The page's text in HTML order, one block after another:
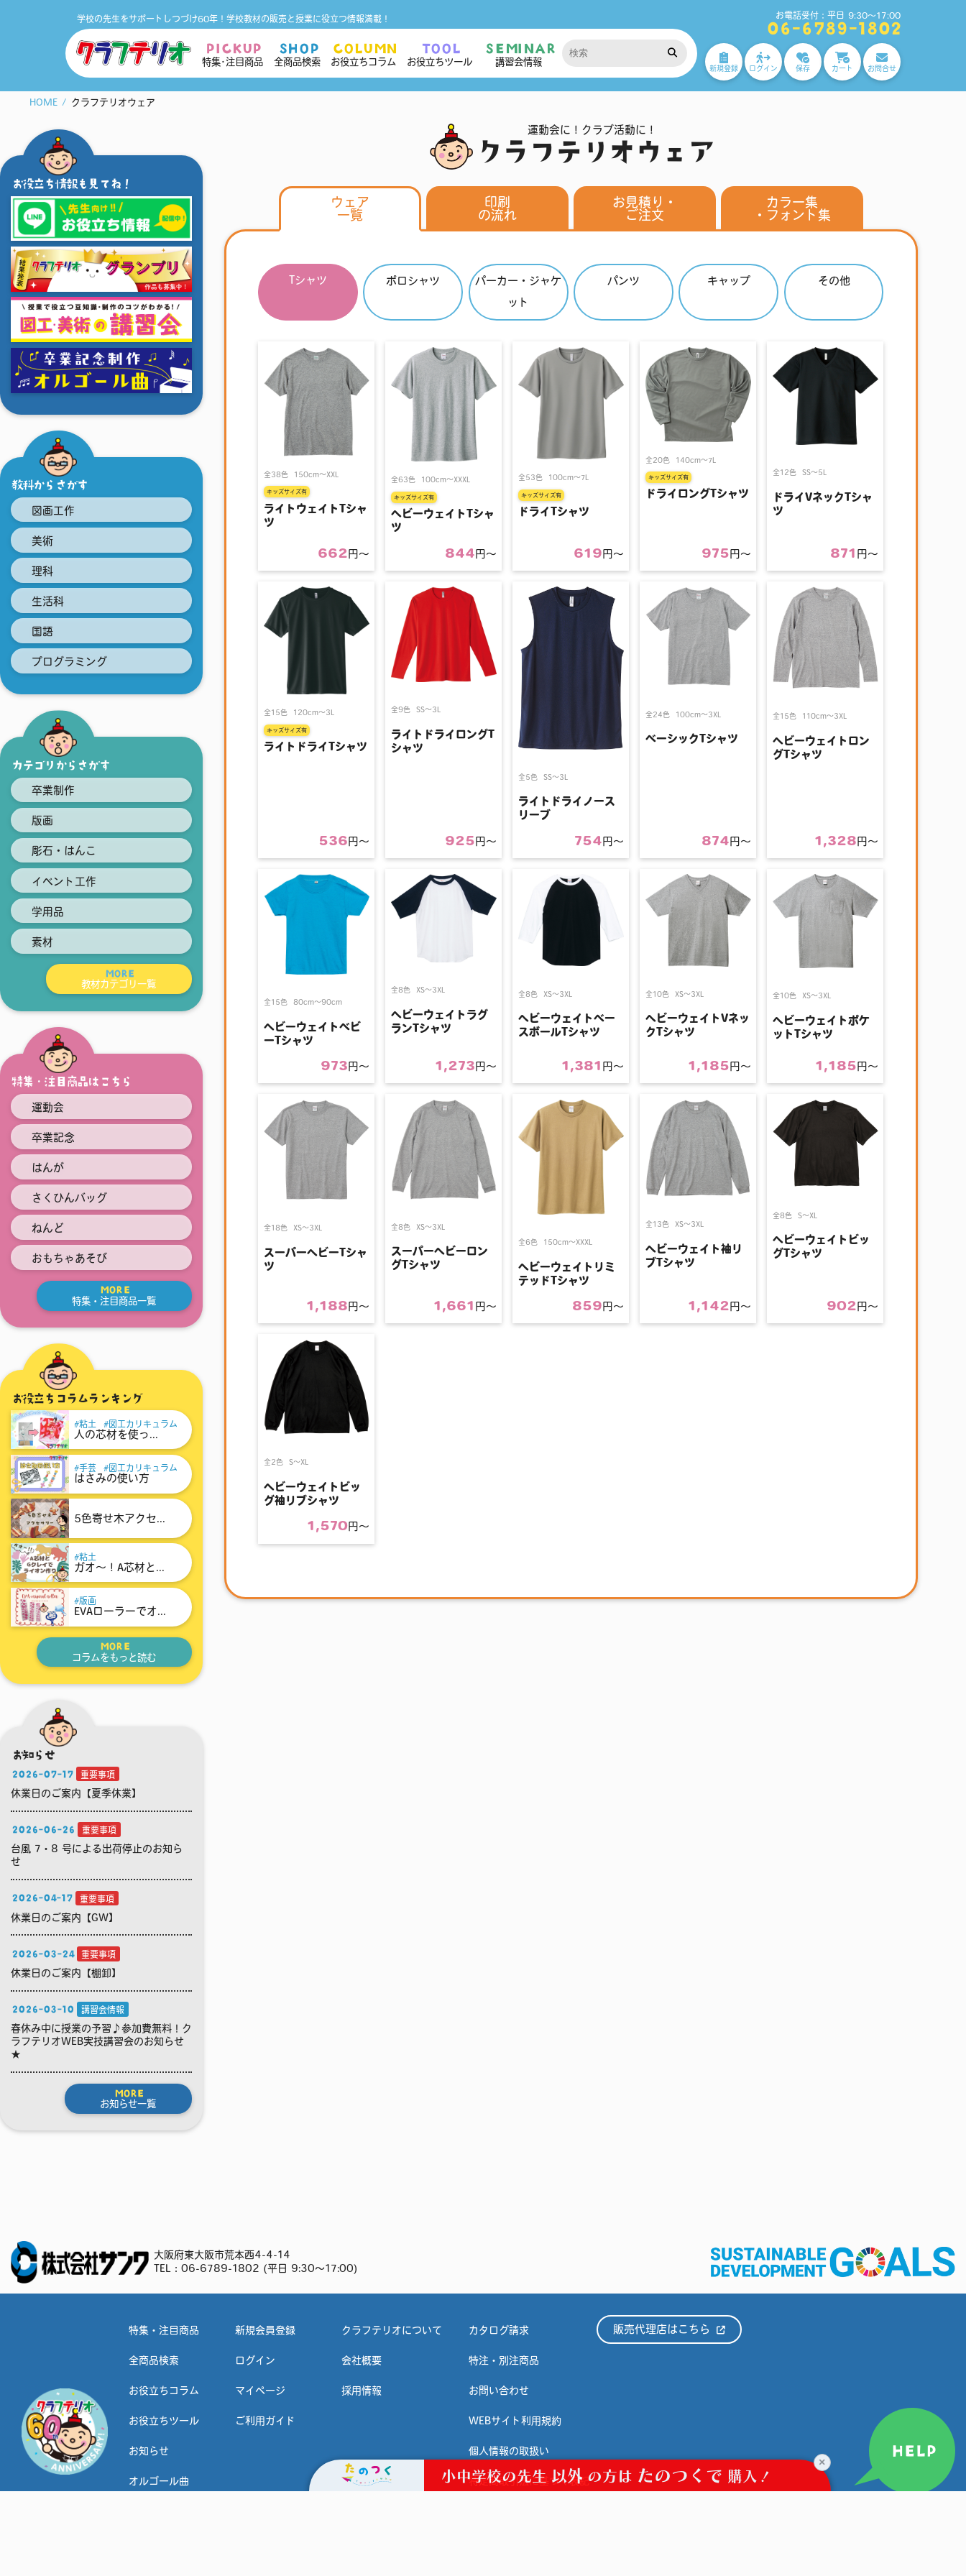
学校の先生をサポートしつづけ60年！ 学校教材の販売と授業に役立つ情報満載！
PICKUP
特集･注目商品
SHOP
全商品検索
COLUMN
お役立ちコラム
TOOL
お役立ちツール
SEMINAR
講習会情報
お電話受付：平日 9:30～17:00
06-6789-1802
新規登録 ログイン 保存 カート お問合せ
HOME クラフテリオウェア
お役立ち情報も見てね！
教科からさがす
図画工作
美術
理科
生活科
国語
プログラミング
カテゴリからさがす
卒業制作
版画
彫石・はんこ
イベント工作
学用品
素材
MORE
教材カテゴリ一覧
特集・注目商品はこちら
運動会
卒業記念
はんが
さくひんバッグ
ねんど
おもちゃあそび
MORE
特集・注目商品一覧
お役立ちコラムランキング
粘土 図工カリキュラム
人の芯材を使っ...
手芸 図工カリキュラム
はさみの使い方
5色寄せ木アクセ...
粘土
ガオ～！A芯材と...
版画
EVAローラーでオ...
MORE
コラムをもっと読む
お知らせ
2026-07-17 重要事項
休業日のご案内【夏季休業】
2026-06-26 重要事項
台風 7・8 号による出荷停止のお知ら
せ
2026-04-17 重要事項
休業日のご案内【GW】
2026-03-24 重要事項
休業日のご案内【棚卸】
2026-03-10 講習会情報
春休み中に授業の予習♪参加費無料！ク
ラフテリオWEB実技講習会のお知らせ
★
MORE
お知らせ一覧
運動会に！クラブ活動に！
クラフテリオウェア
ウェア
一覧
印刷
の流れ
お見積り・
ご注文
カラー集
・フォント集
Tシャツ ポロシャツ
パーカー・ジャケ
ット
パンツ キャップ その他
全38色 150cm〜XXL
キッズサイズ有
ライトウェイトTシャ
ツ
662 円〜
全63色 100cm〜XXXL
キッズサイズ有
ヘビーウェイトTシャ
ツ
844円〜
全53色 100cm〜7L
キッズサイズ有
ドライTシャツ
619円〜
全20色 140cm〜7L
キッズサイズ有
ドライロングTシャツ
975円〜
全12色 SS〜5L
ドライVネックTシャ
ツ
871 円〜
全15色 120cm〜3L
キッズサイズ有
ライトドライTシャツ
536円〜
全9色 SS〜3L
ライトドライロングT
シャツ
925円〜
全5色 SS〜3L
ライトドライノース
リーブ
754円〜
全24色 100cm〜3XL
ベーシックTシャツ
874円〜
全15色 110cm〜3XL
ヘビーウェイトロン
グTシャツ
1,328円〜
全15色 80cm〜90cm
ヘビーウェイトベビ
ーTシャツ
973 円〜
全8色 XS〜3XL
ヘビーウェイトラグ
ランTシャツ
1,273 円〜
全8色 XS〜3XL
ヘビーウェイトベー
スボールTシャツ
1,381 円〜
全10色 XS〜3XL
ヘビーウェイトVネッ
クTシャツ
1,185 円〜
全10色 XS〜3XL
ヘビーウェイトポケ
ットTシャツ
1,185 円〜
全18色 XS〜3XL
スーパーヘビーTシャ
ツ
1,188 円〜
全8色 XS〜3XL
スーパーヘビーロン
グTシャツ
1,661 円〜
全6色 150cm〜XXXL
ヘビーウェイトリミ
テッドTシャツ
859 円〜
全13色 XS〜3XL
ヘビーウェイト袖リ
ブTシャツ
1,142 円〜
全8色 S〜XL
ヘビーウェイトビッ
グTシャツ
902 円〜
全2色 S〜XL
ヘビーウェイトビッ
グ袖リブシャツ
1,570円〜
大阪府東大阪市荒本西4-4-14
TEL：06-6789-1802 (平日 9:30～17:00)
特集・注目商品
全商品検索
お役立ちコラム
お役立ちツール
お知らせ
オルゴール曲
新規会員登録
ログイン
マイページ
ご利用ガイド
クラフテリオについて
会社概要
採用情報
カタログ請求
特注・別注商品
お問い合わせ
WEBサイト利用規約
個人情報の取扱い
特定商取引法に基づく表記
販売代理店はこちら
HELP
小中学校の先生 以外 の方は たのつくで 購入！
×